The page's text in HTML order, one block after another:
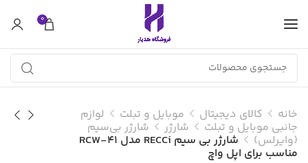
0
خانه کالای دیجیتال موبایل و تبلت لوازم
جانبی موبایل و تبلت شارژر شارژر بی‌سیم
(وایرلس) شارژر بی سیم RECCi مدل RCW-41
مناسب برای اپل واچ